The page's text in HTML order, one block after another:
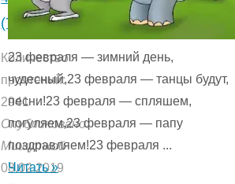
(7)
Количество
прочтений:
2941
Опубликовано:
Мишуткой
08.02.2019
23 февраля — зимний день,
чудесный,23 февраля — танцы будут,
песни!23 февраля — спляшем,
погуляем,23 февраля — папу
поздравляем!23 февраля ...
Читать »